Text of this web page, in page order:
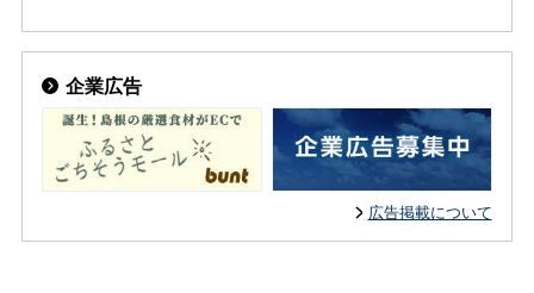
企業広告
広告掲載について